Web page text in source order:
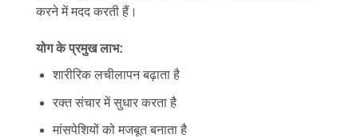
करने में मदद करती हैं।
योग के प्रमुख लाभ:
शारीरिक लचीलापन बढ़ाता है
रक्त संचार में सुधार करता है
मांसपेशियों को मजबूत बनाता है